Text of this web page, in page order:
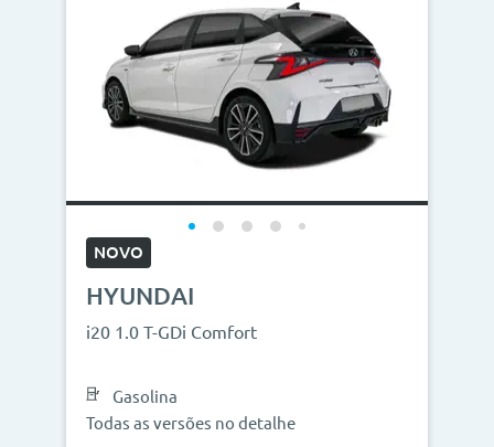
NOVO
HYUNDAI
i20 1.0 T-GDi Comfort
Gasolina
Todas as versões no detalhe